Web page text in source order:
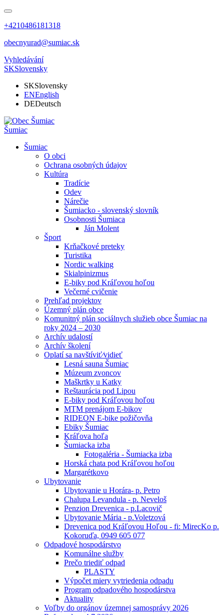
+4210486181318
obecnyurad@sumiac.sk
Vyhledávání
SKSlovensky
SKSlovensky
ENEnglish
DEDeutsch
Šumiac
Šumiac
O obci
Ochrana osobných údajov
Kultúra
Tradície
Odev
Nárečie
Šumiacko - slovenský slovník
Osobnosti Šumiaca
Ján Molent
Šport
Krňačkové preteky
Turistika
Nordic walking
Skialpinizmus
E-biky pod Kráľovou hoľou
Večerné cvičenie
Prehľad projektov
Územný plán obce
Komunitný plán sociálnych služieb obce Šumiac na
roky 2024 – 2030
Archív udalostí
Archív školení
Oplatí sa navštíviť⁄vidieť
Lesná sauna Šumiac
Múzeum zvoncov
Maškrtky u Katky
Reštaurácia pod Lipou
E-biky pod Kráľovou hoľou
MTM prenájom E-bikov
RIDEON E-bike požičovňa
Ebiky Šumiac
Kráľova hoľa
Šumiacka izba
Fotogaléria - Šumiacka izba
Horská chata pod Kráľovou hoľou
Margarétkovo
Ubytovanie
Ubytovanie u Horára- p. Petro
Chalupa Levandula - p. Neveloš
Penzion Drevenica - p.Lacovič
Ubytovanie Mária - p.Voletzová
Drevenica pod Kráľovou Hoľou - fi: MirecKo p.
Kokoruďa, 0949 605 077
Odpadové hospodárstvo
Komunálne služby
Prečo triediť odpad
PLASTY
Výpočet miery vytriedenia odpadu
Program odpadového hospodárstva
Aktuality
Voľby do orgánov územnej samosprávy 2026